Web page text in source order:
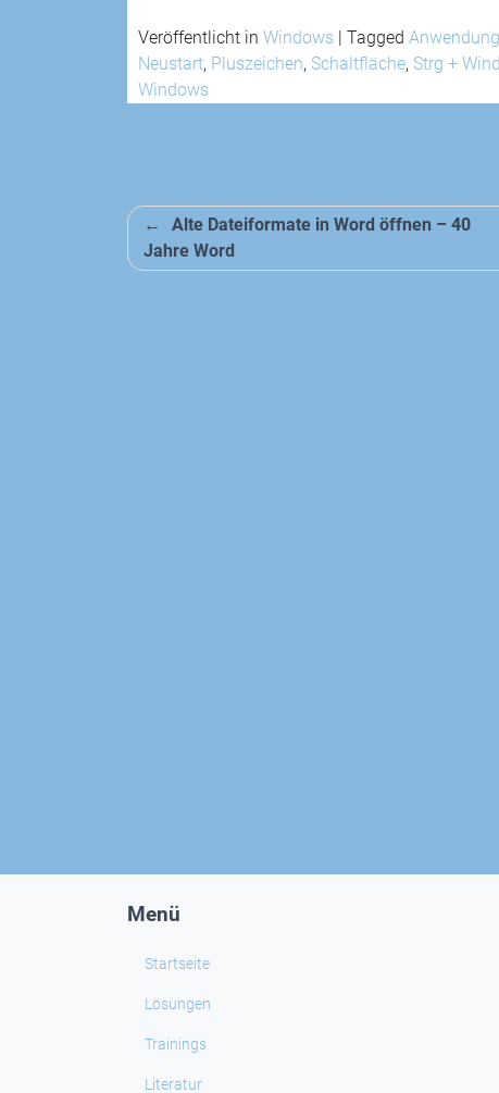
Veröffentlicht in Windows Tagged
Neustart, Pluszeichen, Schaltfläche, Strg +
Windows
Beitragsnavigation
Alte Dateiformate in Word öffnen – 40
Jahre Word
Menü
Startseite
Lösungen
Trainings
Literatur